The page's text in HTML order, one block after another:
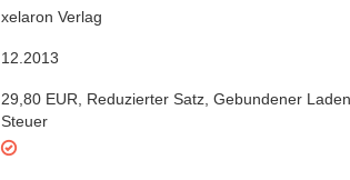
xelaron Verlag
12.2013
29,80 EUR Reduzierter Satz Gebundener
Steuer